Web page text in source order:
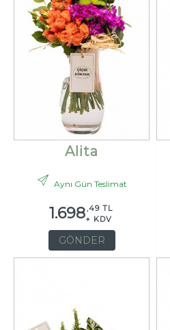
Alita
Aynı Gün Teslimat
1.698 ,49 TL
+ KDV
GÖNDER